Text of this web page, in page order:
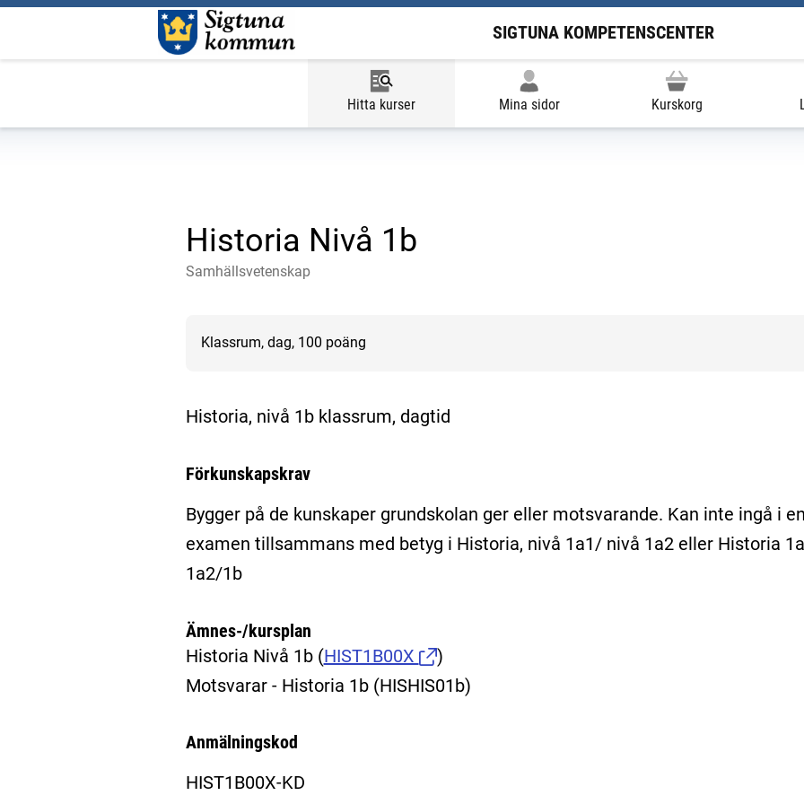
SIGTUNA KOMPETENSCENTER
Hitta kurser Mina sidor Kurskorg
Historia Nivå 1b
Samhällsvetenskap
Klassrum, dag, 100 poäng
Historia, nivå 1b klassrum, dagtid
Förkunskapskrav
Bygger på de kunskaper grundskolan ger eller motsvarande. Kan inte ingå i en
examen tillsammans med betyg i Historia, nivå 1a1/ nivå 1a2 eller Historia
1a2/1b
Ämnes-/kursplan
Historia Nivå 1b (HIST1B00X
)
Motsvarar - Historia 1b (HISHIS01b)
Anmälningskod
HIST1B00X-KD